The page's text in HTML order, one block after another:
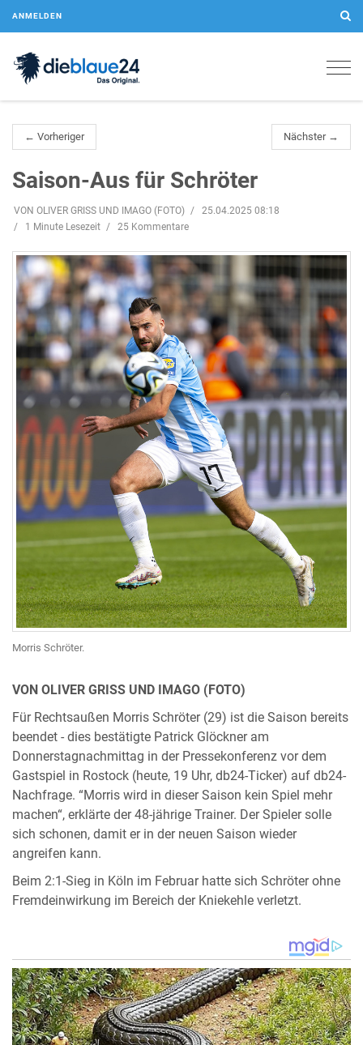
ANMELDEN
← Vorheriger Nächster →
Saison-Aus für Schröter
VON OLIVER GRISS UND IMAGO (FOTO)
25.04.2025 08:18
1 Minute Lesezeit
25 Kommentare
Morris Schröter.
VON OLIVER GRISS UND IMAGO (FOTO)
Für Rechtsaußen Morris Schröter (29) ist die Saison bereits
beendet - dies bestätigte Patrick Glöckner am
Donnerstagnachmittag in der Pressekonferenz vor dem
Gastspiel in Rostock (heute, 19 Uhr, db24-Ticker) auf db24-
Nachfrage. “Morris wird in dieser Saison kein Spiel mehr
machen“, erklärte der 48-jährige Trainer. Der Spieler solle
sich schonen, damit er in der neuen Saison wieder
angreifen kann.
Beim 2:1-Sieg in Köln im Februar hatte sich Schröter ohne
Fremdeinwirkung im Bereich der Kniekehle verletzt.